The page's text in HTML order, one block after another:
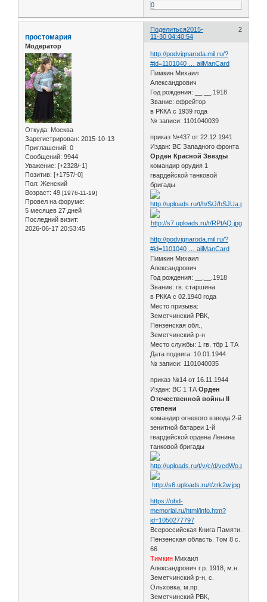
0
Поделиться 2
2015-
11-30 04:40:54
простомария
Модератор
Откуда: Москва
Зарегистрирован: 2015-10-13
Приглашений: 0
Сообщений: 9944
Уважение: [+2328/-1]
Позитив: [+1757/-0]
Пол: Женский
Возраст: 49 [1976-11-19]
Провел на форуме:
5 месяцев 27 дней
Последний визит:
2026-06-17 20:53:45
http://podvignaroda.mil.ru/?
#id=1101040 … ailManCard
Пимкин Михаил
Александрович
Год рождения: __.__.1918
Звание: ефрейтор
в РККА с 1939 года
№ записи: 1101040039
приказ №437 от 22.12.1941
Издан: ВС Западного фронта
Орден Красной Звезды
командир орудия 1
гвардейской танковой
бригады
http://podvignaroda.mil.ru/?
#id=1101040 … ailManCard
Пимкин Михаил
Александрович
Год рождения: __.__.1918
Звание: гв. старшина
в РККА с 02.1940 года
Место призыва:
Земетчинский РВК,
Пензенская обл.,
Земетчинский р-н
Место службы: 1 гв. тбр 1 ТА
Дата подвига: 10.01.1944
№ записи: 1101040035
приказ №14 от 16.11.1944
Издан: ВС 1 ТАОрден
Отечественной войны II
степени
командир огневого взвода 2-й
зенитной батареи 1-й
гвардейской ордена Ленина
танковой бригады
https://obd-
memorial.ru/html/info.htm?
id=1050277797
Всероссийская Книга Памяти.
Пензенская область. Том 8 с.
66
Тимкин Михаил
Александрович г.р. 1918, м.н.
Земетчинский р-н, с.
Ольховка, м.пр.
Земетчинский РВК,